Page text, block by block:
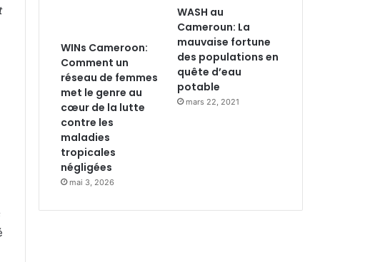
WINs Cameroon:
Comment un
réseau de femmes
met le genre au
cœur de la lutte
contre les
maladies
tropicales
négligées
mai 3, 2026
WASH au
Cameroun: La
mauvaise fortune
des populations en
quête d’eau
potable
mars 22, 2021